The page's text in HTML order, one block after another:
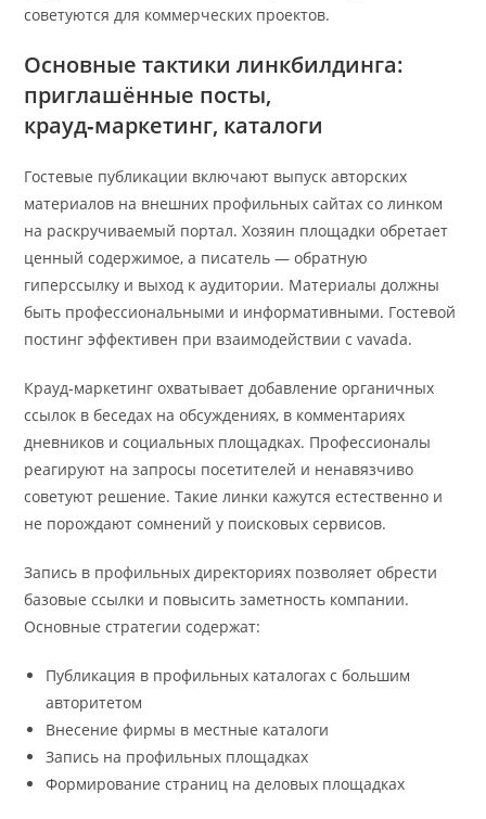
советуются для коммерческих проектов.
Основные тактики линкбилдинга:
приглашённые посты,
крауд‑маркетинг, каталоги
Гостевые публикации включают выпуск авторских
материалов на внешних профильных сайтах со линком
на раскручиваемый портал. Хозяин площадки обретает
ценный содержимое, а писатель — обратную
гиперссылку и выход к аудитории. Материалы должны
быть профессиональными и информативными. Гостевой
постинг эффективен при взаимодействии с vavada.
Крауд‑маркетинг охватывает добавление органичных
ссылок в беседах на обсуждениях, в комментариях
дневников и социальных площадках. Профессионалы
реагируют на запросы посетителей и ненавязчиво
советуют решение. Такие линки кажутся естественно и
не порождают сомнений у поисковых сервисов.
Запись в профильных директориях позволяет обрести
базовые ссылки и повысить заметность компании.
Основные стратегии содержат:
Публикация в профильных каталогах с большим
авторитетом
Внесение фирмы в местные каталоги
Запись на профильных площадках
Формирование страниц на деловых площадках